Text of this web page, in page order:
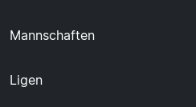
Mannschaften
Ligen